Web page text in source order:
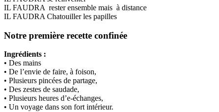
IL FAUDRA rester ensemble mais à distance
IL FAUDRA Chatouiller les papilles
Notre première recette confinée
Ingrédients :
• Des mains
• De l’envie de faire, à foison,
• Plusieurs pincées de partage,
• Des zestes de saudade,
• Plusieurs heures d’e-échanges,
• Un voyage dans son fort intérieur.